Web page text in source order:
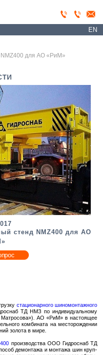
EN
для АО «РиМ»
стенд NMZ400 для АО
ста­ци­о­нар­но­го ши­но­мон­таж­но­го
ТД НМЗ по ин­ди­ви­ду­аль­но­му
АО «РиМ» в на­сто­я­щее
ком­би­на­та на ме­сто­рож­де­нии
зо­ло­та в мире.
про­из­вод­ства ООО Гид­ро­снаб ТД
де­мон­та­жа и мон­та­жа шин круп­